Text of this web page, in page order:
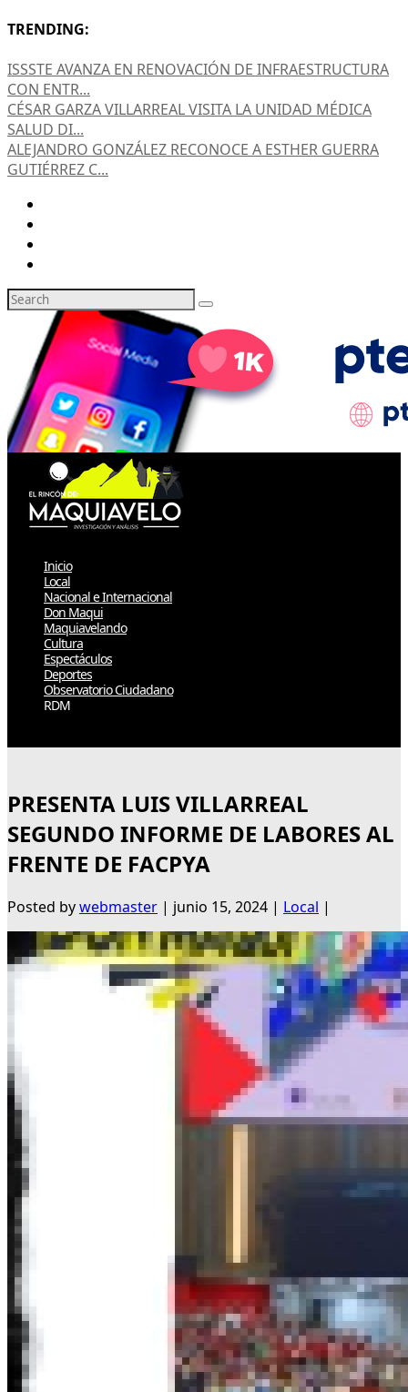
TRENDING:
ISSSTE AVANZA EN RENOVACIÓN DE INFRAESTRUCTURA
CON ENTR...
CÉSAR GARZA VILLARREAL VISITA LA UNIDAD MÉDICA
SALUD DI...
ALEJANDRO GONZÁLEZ RECONOCE A ESTHER GUERRA
GUTIÉRREZ C...
Inicio
Local
Nacional e Internacional
Don Maqui
Maquiavelando
Cultura
Espectáculos
Deportes
Observatorio Ciudadano
RDM
PRESENTA LUIS VILLARREAL
SEGUNDO INFORME DE LABORES AL
FRENTE DE FACPYA
Posted bywebmaster | junio 15, 2024 | Local |